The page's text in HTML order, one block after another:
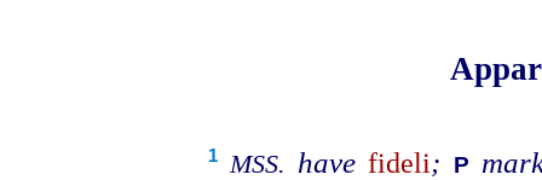
1 MSS. havefideli; P